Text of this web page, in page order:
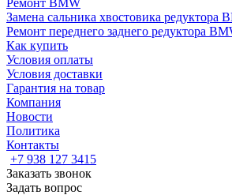
Ремонт BMW
Замена сальника хвостовика редуктора
Ремонт переднего заднего редуктора
Как купить
Условия оплаты
Условия доставки
Гарантия на товар
Компания
Новости
Политика
Контакты
+7 938 127 3415
Заказать звонок
Задать вопрос